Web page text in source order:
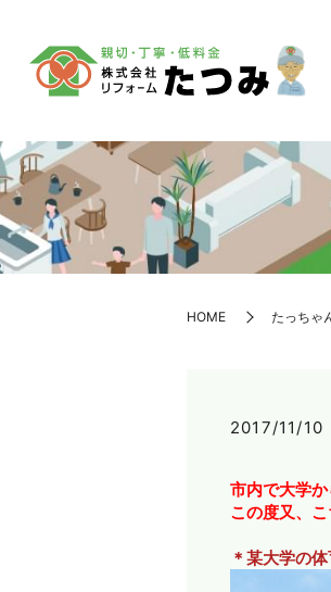
HOME たっちゃ
2017/11/10
市内で大学
この度又、
＊某大学の